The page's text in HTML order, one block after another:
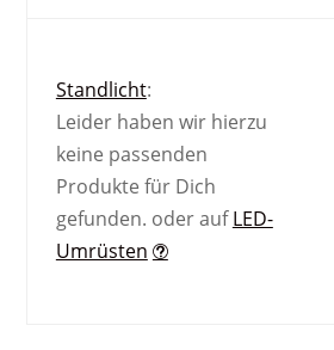
Standlicht:
Leider haben wir hierzu
keine passenden
Produkte für Dich
gefunden. oder aufLED-
Umrüsten